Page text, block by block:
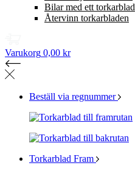
Bilar med ett torkarblad
Återvinn torkarbladen
Varukorg 0,00 kr
Beställ via regnummer
Torkarblad Fram